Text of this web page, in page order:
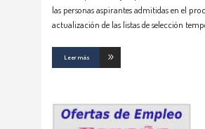
las personas aspirantes admitidas en el
actualización de las listas de selección
Leer más